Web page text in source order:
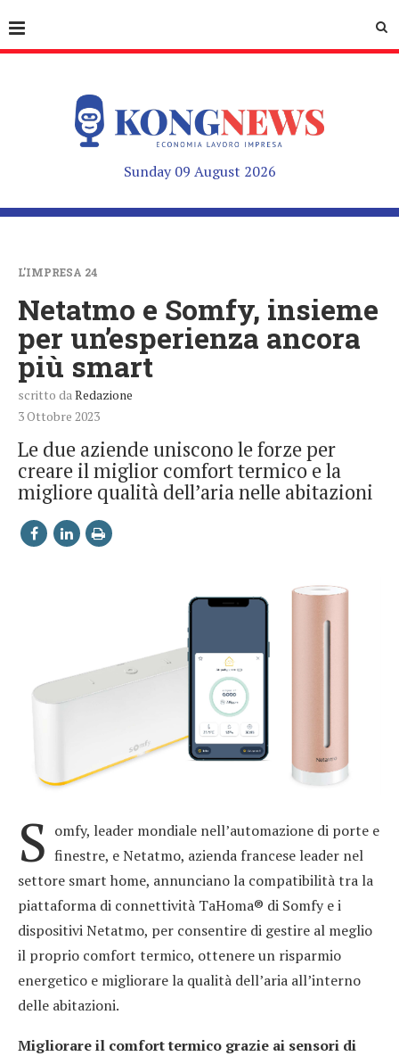
Sunday 09 August 2026
L'IMPRESA 24
Netatmo e Somfy, insieme
per un’esperienza ancora
più smart
scritto da Redazione
3 Ottobre 2023
Le due aziende uniscono le forze per
creare il miglior comfort termico e la
migliore qualità dell’aria nelle abitazioni
S omfy, leader mondiale nell’automazione di porte e
finestre, e Netatmo, azienda francese leader nel
settore smart home, annunciano la compatibilità tra la
piattaforma di connettività TaHoma® di Somfy e i
dispositivi Netatmo, per consentire di gestire al meglio
il proprio comfort termico, ottenere un risparmio
energetico e migliorare la qualità dell’aria all’interno
delle abitazioni.
Migliorare il comfort termico grazie ai sensori di